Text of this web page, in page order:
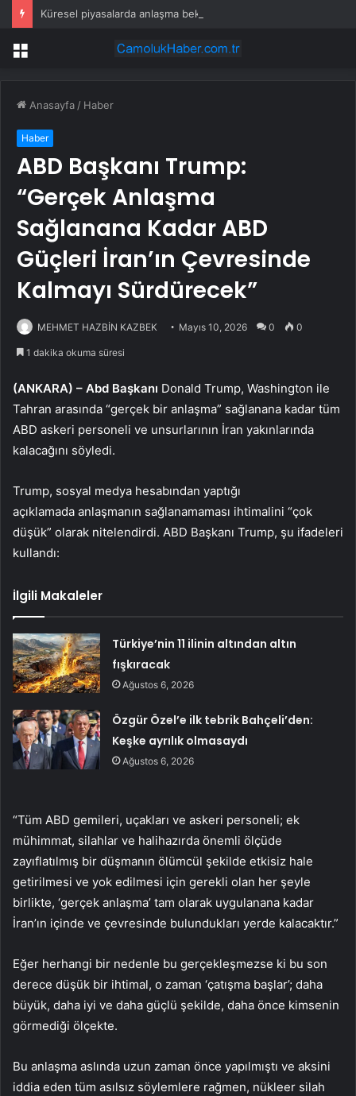
Küresel piyasalarda anlaşma beklentileri
Menü
Anasayfa / Haber
Haber
ABD Başkanı Trump:
“Gerçek Anlaşma
Sağlanana Kadar ABD
Güçleri İran’ın Çevresinde
Kalmayı Sürdürecek”
MEHMET HAZBİN KAZBEK Mayıs 10, 2026 0 0
1 dakika okuma süresi
(ANKARA) – Abd Başkanı Donald Trump, Washington ile
Tahran arasında “gerçek bir anlaşma” sağlanana kadar tüm
ABD askeri personeli ve unsurlarının İran yakınlarında
kalacağını söyledi.
Trump, sosyal medya hesabından yaptığı
açıklamada anlaşmanın sağlanamaması ihtimalini “çok
düşük” olarak nitelendirdi. ABD Başkanı Trump, şu ifadeleri
kullandı:
İlgili Makaleler
Türkiye’nin 11 ilinin altından altın
fışkıracak
Ağustos 6, 2026
Özgür Özel’e ilk tebrik Bahçeli’den:
Keşke ayrılık olmasaydı
Ağustos 6, 2026
“Tüm ABD gemileri, uçakları ve askeri personeli; ek
mühimmat, silahlar ve halihazırda önemli ölçüde
zayıflatılmış bir düşmanın ölümcül şekilde etkisiz hale
getirilmesi ve yok edilmesi için gerekli olan her şeyle
birlikte, ‘gerçek anlaşma’ tam olarak uygulanana kadar
İran’ın içinde ve çevresinde bulundukları yerde kalacaktır.”
Eğer herhangi bir nedenle bu gerçekleşmezse ki bu son
derece düşük bir ihtimal, o zaman ‘çatışma başlar’; daha
büyük, daha iyi ve daha güçlü şekilde, daha önce kimsenin
görmediği ölçekte.
Bu anlaşma aslında uzun zaman önce yapılmıştı ve aksini
iddia eden tüm asılsız söylemlere rağmen, nükleer silah